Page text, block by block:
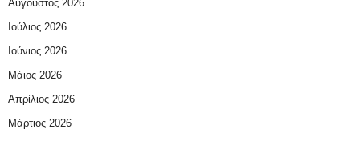
Αύγουστος 2026
Ιούλιος 2026
Ιούνιος 2026
Μάιος 2026
Απρίλιος 2026
Μάρτιος 2026